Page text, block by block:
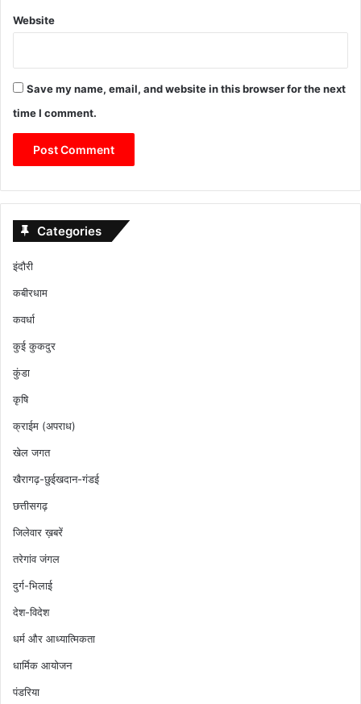
Website
Save my name, email, and website in this browser for the next
time I comment.
Categories
इंदौरी
कबीरधाम
कवर्धा
कुई कुकदुर
कुंडा
कृषि
क्राईम (अपराध)
खेल जगत
खैरागढ़-छुईखदान-गंडई
छत्तीसगढ़
जिलेवार ख़बरें
तरेगांव जंगल
दुर्ग-भिलाई
देश-विदेश
धर्म और आध्यात्मिकता
धार्मिक आयोजन
पंडरिया